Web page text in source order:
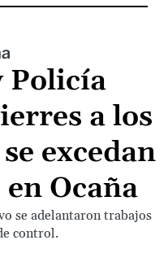
Policía
a los
excedan
Ocaña
se adelantaron trabajos
control.